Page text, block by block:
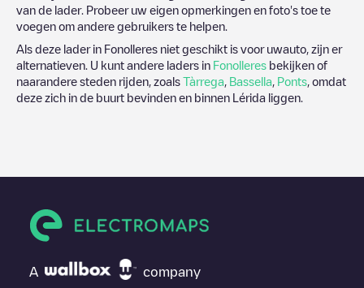
van de lader. Probeer uw eigen opmerkingen en foto's toe te
voegen om andere gebruikers te helpen.
Als deze lader in Fonolleres niet geschikt is voor uwauto, zijn er
alternatieven. U kunt andere laders in Fonolleres bekijken of
naarandere steden rijden, zoals Tàrrega Bassella Ponts , omdat
deze zich in de buurt bevinden en binnen Lérida liggen.
A company